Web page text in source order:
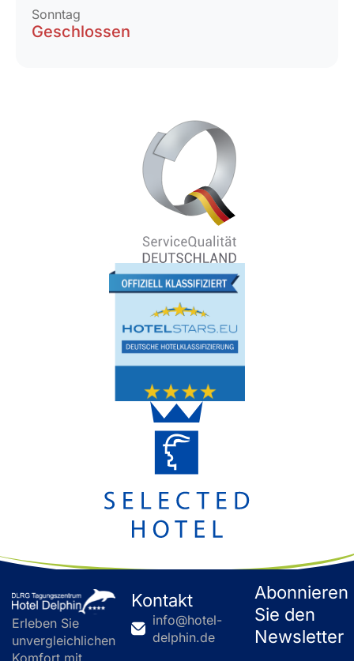
Sonntag
Geschlossen
Erleben Sie
unvergleichlichen
Komfort mit
Kontakt
info@hotel-
delphin.de
Abonnieren
Sie den
Newsletter